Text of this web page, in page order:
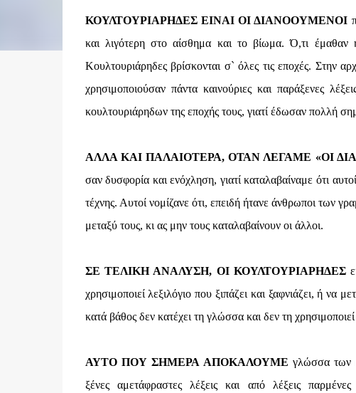
ΚΟΥΛΤΟΥΡΙΑΡΗΔΕΣ ΕΙΝΑΙ ΟΙ ΔΙΑΝΟΟΥΜΕΝΟΙ
και λιγότερη στο αίσθημα και το βίωμα. Ό,τι
Κουλτουριάρηδες βρίσκονται σ` όλες τις εποχές. Στην
χρησιμοποιούσαν πάντα καινούριες και παράξενες
κουλτουριάρηδων της εποχής τους, γιατί έδωσαν πολλή
ΑΛΛΑ ΚΑΙ ΠΑΛΑΙΟΤΕΡΑ, ΟΤΑΝ ΛΕΓΑΜΕ «ΟΙ
σαν δυσφορία και ενόχληση, γιατί καταλαβαίναμε ότι
τέχνης. Αυτοί νομίζανε ότι, επειδή ήτανε άνθρωποι των
μεταξύ τους, κι ας μην τους καταλαβαίνουν οι άλλοι.
ΣΕ ΤΕΛΙΚΗ ΑΝΑΛΥΣΗ, ΟΙ ΚΟΥΛΤΟΥΡΙΑΡΗΔΕΣ
χρησιμοποιεί λεξιλόγιο που ξιπάζει και ξαφνιάζει, ή να
κατά βάθος δεν κατέχει τη γλώσσα και δεν τη
ΑΥΤΟ ΠΟΥ ΣΗΜΕΡΑ ΑΠΟΚΑΛΟΥΜΕγλώσσα των
ξένες αμετάφραστες λέξεις και από λέξεις